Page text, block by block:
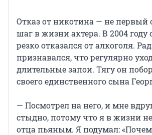
Отказ от никотина — не первый
шаг в жизни актера. В 2004 году
резко отказался от алкоголя.
признавался, что регулярно
длительные запои. Тягу он
своего единственного сына
— Посмотрел на него, и мне
стыдно, потому что я в жизни
отца пьяным. Я подумал: